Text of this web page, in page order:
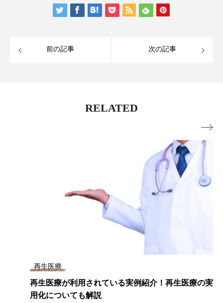
前の記事 次の記事
RELATED
再生医療
再生医療が利用されている実例紹介！再生医療の実
用化についても解説
